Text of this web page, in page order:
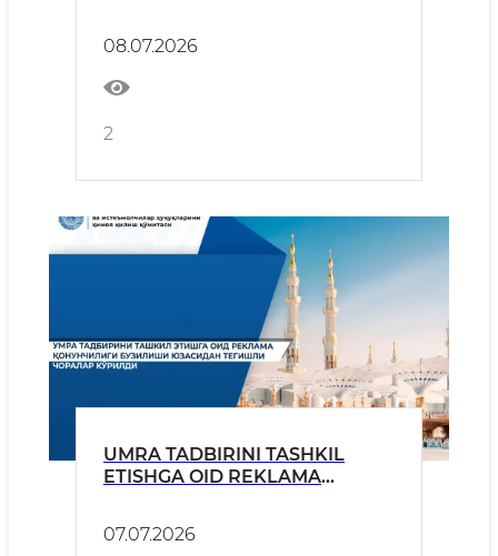
08.07.2026
2
UMRA TADBIRINI TASHKIL
ETISHGA OID REKLAMA
CHORALAR KO‘RILDI
07.07.2026